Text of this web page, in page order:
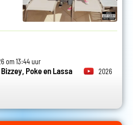
om 13:44 uur
Poke en Lassa
2026